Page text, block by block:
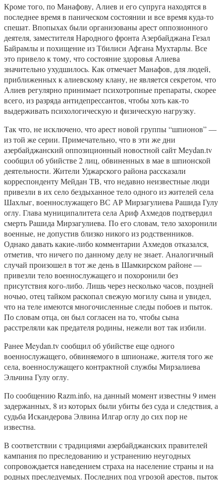
Кроме того, по Манафову, Алиев и его супруга находятся в
последнее время в паническом состоянии и все время куда-то
спешат. Впопыхах были организованы арест оппозионного
деятеля, заместителя Народного фронта Азербайджана Гезал
Байрамлы и похищение из Тбилиси Афгана Мухтарлы. Все
это привело к тому, что состояние здоровья Алиева
значительно ухудшилось. Как отмечает Манафов, для людей,
приближенных к алиевскому клану, не является секретом, что
Алиев регулярно принимает психотропные препараты, скорее
всего, из разряда антидепрессантов, чтобы хоть как-то
выдерживать психологическую и физическую нагрузку.
Так что, не исключено, что арест новой группы “шпионов” —
из той же серии. Примечательно, что в эти же дни
азербайджанский оппозиционный новостной сайт Meydan.tv
сообщил об убийстве 2 лиц, обвиненных в мае в шпионской
деятельности. Жители Уджарского района рассказали
корреспонденту Мейдан ТВ, что недавно неизвестные люди
привезли в их село бездыханное тело одного из жителей села
Шахлыг, военнослужащего ВС АР Мирзагулиева Рашида Гулу
оглу. Глава муниципалитета села Ариф Ахмедов подтвердил
смерть Рашида Мирзагулиева. По его словам, тело захоронили
военные, не допустив близко никого из родственников.
Однако давать какие-либо комментарии Ахмедов отказался,
отметив, что ничего по данному делу не знает. Аналогичный
случай произошел в тот же день в Шамкирском районе —
привезли тело военнослужащего и похоронили без
присутствия кого-либо. Лишь через несколько часов, поздней
ночью, отец тайком раскопал свежую могилу сына и увидел,
что на теле имеются многочисленные следы побоев и пыток.
По словам отца, он был согласен на то, чтобы сына
расстреляли как предателя родины, нежели вот так избили.
Ранее Meydan.tv сообщил об убийстве еще одного
военнослужащего, обвиняемого в шпионаже, жителя того же
села, военнослужащего контрактной службы Мирзалиева
Эльчина Гулу оглу.
По сообщению Razm.info, на данный момент известны 9 имен
задержанных, 8 из которых были убиты без суда и следствия, а
судьба Искандерова Элвина Илгар оглу до сих пор не
известна.
В соответствии с традициями азербайджанских правителей
кампания по преследованию и устранению неугодных
сопровождается наведением страха на население страны и на
родных преследуемых. Последних под угрозой арестов, пыток